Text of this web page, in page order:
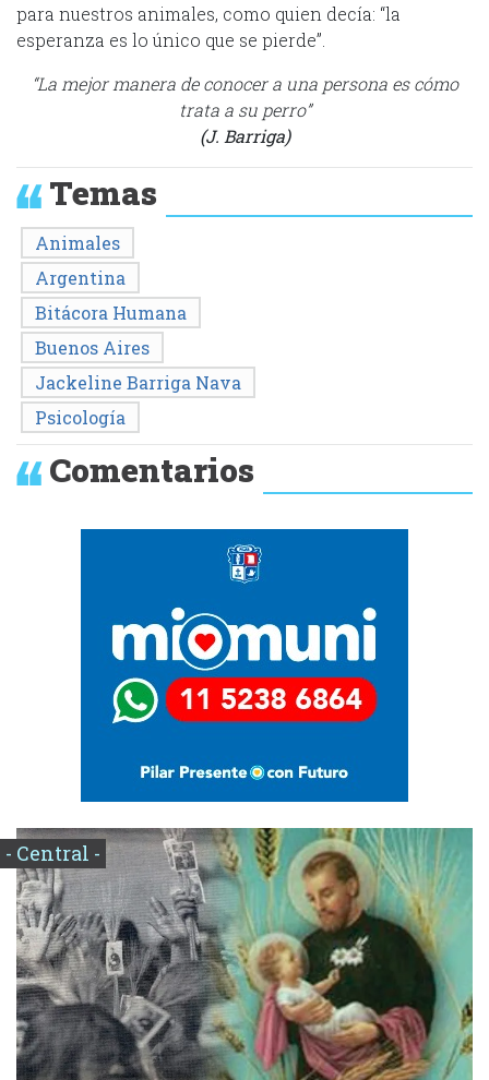
para nuestros animales, como quien decía: “la
esperanza es lo único que se pierde”.
“La mejor manera de conocer a una persona es cómo
trata a su perro”
(J. Barriga)
Temas
Animales
Argentina
Bitácora Humana
Buenos Aires
Jackeline Barriga Nava
Psicología
Comentarios
- Central -